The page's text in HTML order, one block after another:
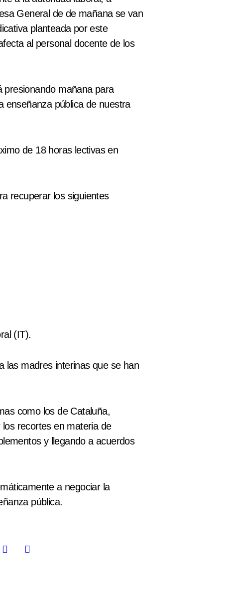
General de de mañana se van
planteada por este
al personal docente de los
presionando mañana para
enseñanza pública de nuestra
de 18 horas lectivas en
recuperar los siguientes
(IT).
las madres interinas que se han
como los de Cataluña,
recortes en materia de
y llegando a acuerdos
a negociar la
pública.